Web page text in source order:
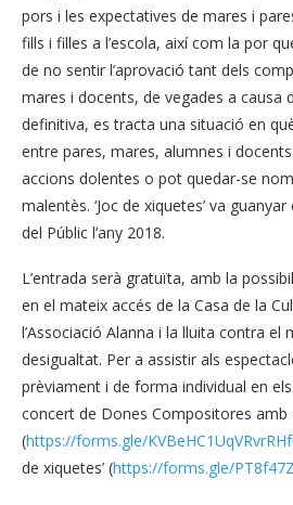
pors i les expectatives de mares i
fills i filles a l’escola, així com la por
de no sentir l’aprovació tant dels
mares i docents, de vegades a causa
definitiva, es tracta una situació en
entre pares, mares, alumnes i
accions dolentes o pot quedar-se
malentès. ‘Joc de xiquetes’ va
del Públic l’any 2018.
L’entrada serà gratuïta, amb la
en el mateix accés de la Casa de la
l’Associació Alanna i la lluita contra el
desigualtat. Per a assistir als
prèviament i de forma individual en
concert de Dones Compositores amb
(https://forms.gle/
de xiquetes’ (https://forms.gle/